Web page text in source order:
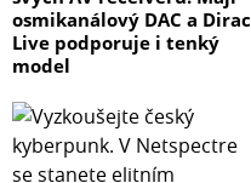
osmikanálový DAC a Dirac
Live podporuje i tenký
model